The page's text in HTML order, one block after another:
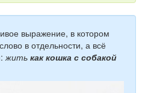
выражение, в котором
в отдельности, а всё
жить как кошка с собакой